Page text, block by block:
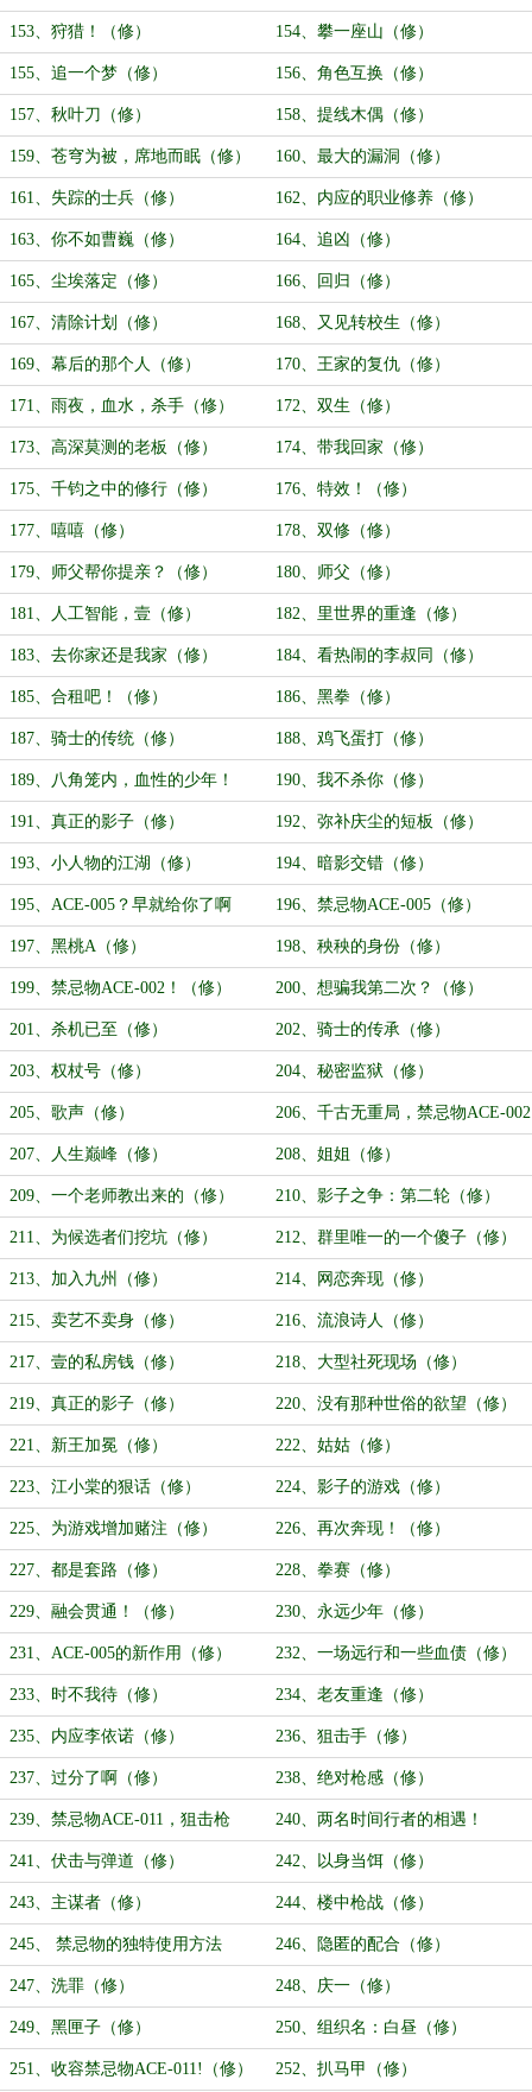
153、狩猎！（修） 154、攀一座山（修）
155、追一个梦（修） 156、角色互换（修）
157、秋叶刀（修） 158、提线木偶（修）
159、苍穹为被，席地而眠（修） 160、最大的漏洞（修）
161、失踪的士兵（修） 162、内应的职业修养（修）
163、你不如曹巍（修） 164、追凶（修）
165、尘埃落定（修） 166、回归（修）
167、清除计划（修） 168、又见转校生（修）
169、幕后的那个人（修） 170、王家的复仇（修）
171、雨夜，血水，杀手（修） 172、双生（修）
173、高深莫测的老板（修） 174、带我回家（修）
175、千钧之中的修行（修） 176、特效！（修）
177、嘻嘻（修） 178、双修（修）
179、师父帮你提亲？（修） 180、师父（修）
181、人工智能，壹（修） 182、里世界的重逢（修）
183、去你家还是我家（修） 184、看热闹的李叔同（修）
185、合租吧！（修） 186、黑拳（修）
187、骑士的传统（修） 188、鸡飞蛋打（修）
189、八角笼内，血性的少年！
（修）
190、我不杀你（修）
191、真正的影子（修） 192、弥补庆尘的短板（修）
193、小人物的江湖（修） 194、暗影交错（修）
195、ACE-005？早就给你了啊
（修）
196、禁忌物ACE-005（修）
197、黑桃A（修） 198、秧秧的身份（修）
199、禁忌物ACE-002！（修） 200、想骗我第二次？（修）
201、杀机已至（修） 202、骑士的传承（修）
203、权杖号（修） 204、秘密监狱（修）
205、歌声（修） 206、千古无重局，禁忌物ACE-002
重见天日！（修）
207、人生巅峰（修） 208、姐姐（修）
209、一个老师教出来的（修） 210、影子之争：第二轮（修）
211、为候选者们挖坑（修） 212、群里唯一的一个傻子（修）
213、加入九州（修） 214、网恋奔现（修）
215、卖艺不卖身（修） 216、流浪诗人（修）
217、壹的私房钱（修） 218、大型社死现场（修）
219、真正的影子（修） 220、没有那种世俗的欲望（修）
221、新王加冕（修） 222、姑姑（修）
223、江小棠的狠话（修） 224、影子的游戏（修）
225、为游戏增加赌注（修） 226、再次奔现！（修）
227、都是套路（修） 228、拳赛（修）
229、融会贯通！（修） 230、永远少年（修）
231、ACE-005的新作用（修） 232、一场远行和一些血债（修）
233、时不我待（修） 234、老友重逢（修）
235、内应李依诺（修） 236、狙击手（修）
237、过分了啊（修） 238、绝对枪感（修）
239、禁忌物ACE-011，狙击枪
（修）
240、两名时间行者的相遇！
（修）
241、伏击与弹道（修） 242、以身当饵（修）
243、主谋者（修） 244、楼中枪战（修）
245、 禁忌物的独特使用方法
（修）
246、隐匿的配合（修）
247、洗罪（修） 248、庆一（修）
249、黑匣子（修） 250、组织名：白昼（修）
251、收容禁忌物ACE-011!（修） 252、扒马甲（修）